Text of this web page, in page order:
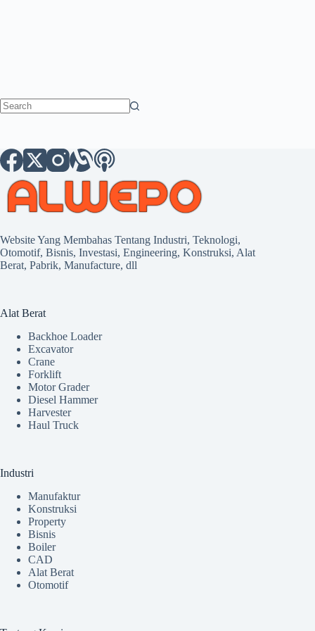
Website Yang Membahas Tentang Industri, Teknologi,
Otomotif, Bisnis, Investasi, Engineering, Konstruksi, Alat
Berat, Pabrik, Manufacture, dll
Alat Berat
Backhoe Loader
Excavator
Crane
Forklift
Motor Grader
Diesel Hammer
Harvester
Haul Truck
Industri
Manufaktur
Konstruksi
Property
Bisnis
Boiler
CAD
Alat Berat
Otomotif